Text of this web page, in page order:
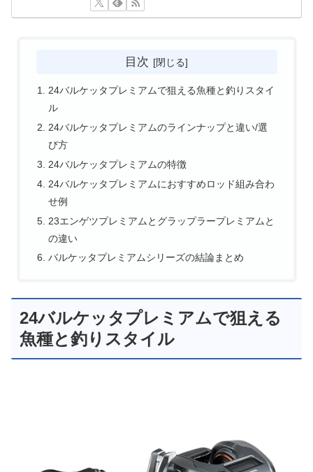
目次
24バルケッタプレミアムで狙える魚種と釣りスタイ
ル
24バルケッタプレミアムのラインナップと違い/選
び方
24バルケッタプレミアムの特徴
24バルケッタプレミアムにおすすめロッド組み合わ
せ例
23エンゲツプレミアムとグラップラープレミアムと
の違い
バルケッタプレミアムシリーズの結論まとめ
24バルケッタプレミアムで狙える
魚種と釣りスタイル